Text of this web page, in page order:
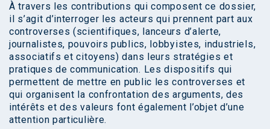
À travers les contributions qui composent ce dossier,
il s’agit d’interroger les acteurs qui prennent part aux
controverses (scientifiques, lanceurs d’alerte,
journalistes, pouvoirs publics, lobbyistes, industriels,
associatifs et citoyens) dans leurs stratégies et
pratiques de communication. Les dispositifs qui
permettent de mettre en public les controverses et
qui organisent la confrontation des arguments, des
intérêts et des valeurs font également l’objet d’une
attention particulière.